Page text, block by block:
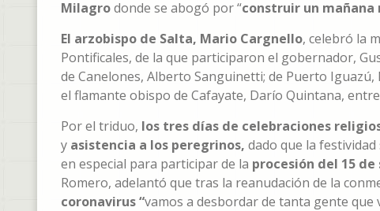
Milagrodonde se abogó por “construir un mañana
El arzobispo de Salta, Mario Cargnello, celebró la
Pontificales, de la que participaron el gobernador,
de Canelones, Alberto Sanguinetti; de Puerto
el flamante obispo de Cafayate, Darío Quintana,
Por el triduo, los tres días de celebraciones
y asistencia a los peregrinos, dado que la festividad
en especial para participar de la procesión del 15
Romero, adelantó que tras la reanudación de la
coronavirus “vamos a desbordar de tanta gente que